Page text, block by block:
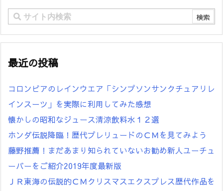
最近の投稿
コロンビアのレインウエア「シンプソンサンクチュアリレ
インスーツ」を実際に利用してみた感想
懐かしの昭和なジュース清涼飲料水１２選
ホンダ伝説降臨！歴代プレリュードのＣＭを見てみよう
藤野推薦！まだあまり知られていないお勧め新人ユーチュ
ーバーをご紹介2019年度最新版
ＪＲ東海の伝説的ＣＭクリスマスエクスプレス歴代作品を